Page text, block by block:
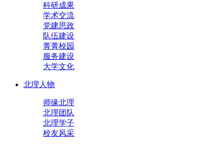
科研成果
学术交流
党建思政
队伍建设
菁菁校园
服务建设
大学文化
北理人物
师缘北理
北理团队
北理学子
校友风采